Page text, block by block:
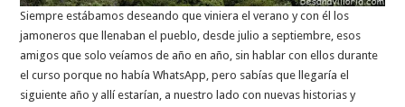
Siempre estábamos deseando que viniera el verano y con él los
jamoneros que llenaban el pueblo, desde julio a septiembre, esos
amigos que solo veíamos de año en año, sin hablar con ellos durante
el curso porque no había WhatsApp, pero sabías que llegaría el
siguiente año y allí estarían, a nuestro lado con nuevas historias y